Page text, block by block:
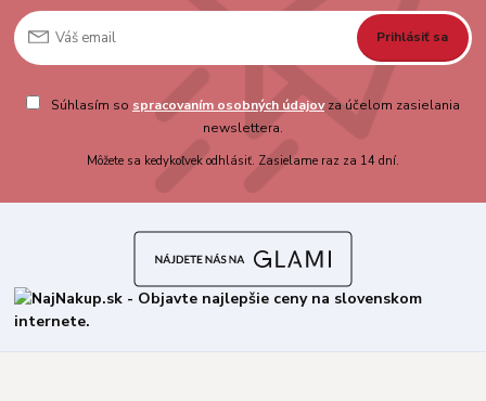
Prihlásiť sa
Súhlasím so spracovaním osobných údajovza účelom zasielania
newslettera.
Môžete sa kedykoľvek odhlásiť. Zasielame raz za 14 dní.